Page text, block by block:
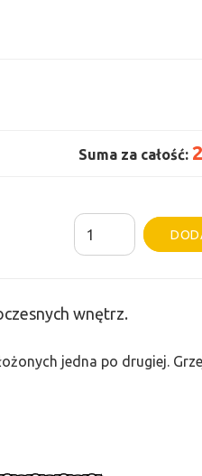
Suma za całość:
ilość
Grzejnik
wnętrz.
jedna po drugiej.